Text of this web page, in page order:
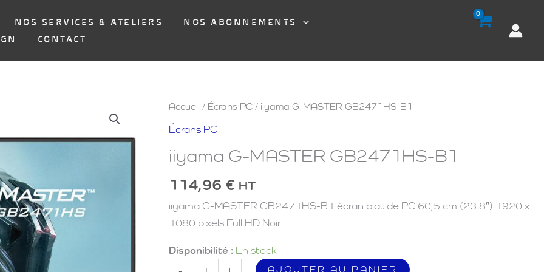
NOS SERVICES & ATELIERS
NOS ABONNEMENTS
CONTACT
Accueil / Écrans PC/ iiyama G-MASTER GB2471HS-B1
Écrans PC
iiyama G-MASTER GB2471HS-B1
114,96 € HT
iiyama G-MASTER GB2471HS-B1 écran plat de PC 60,5 cm (23.8″) 1920 x
1080 pixels Full HD Noir
Disponibilité : En stock
quantité
AJOUTER AU PANIER